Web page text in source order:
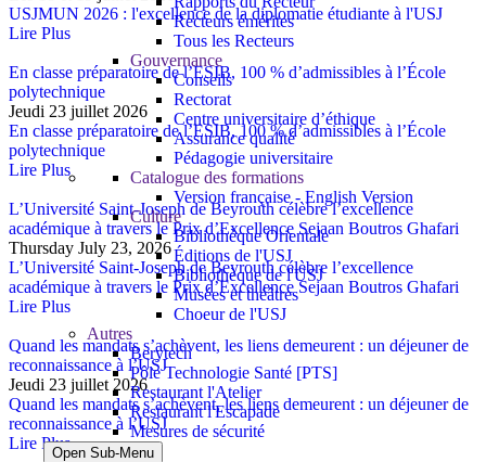
Recteurs émérites
Tous les Recteurs
Gouvernance
Conseils
Rectorat
Centre universitaire d’éthique
Assurance qualité
Pédagogie universitaire
Catalogue des formations
Version française - English Version
Culture
Bibliothèque Orientale
Éditions de l'USJ
Bibliothèque de l'USJ
Musées et théâtres
Choeur de l'USJ
Autres
Berytech
Pôle Technologie Santé [PTS]
Restaurant l'Atelier
Restaurant l'Escapade
Mesures de sécurité
Open Sub-Menu
USJMUN 2026 : l'excellence de la diplomatie étudiante à l'USJ
Lire Plus
En classe préparatoire de l’ESIB, 100 % d’admissibles à l’École
polytechnique
Jeudi 23 juillet 2026
En classe préparatoire de l’ESIB, 100 % d’admissibles à l’École
polytechnique
Lire Plus
L’Université Saint-Joseph de Beyrouth célèbre l’excellence
académique à travers le Prix d’Excellence Sejaan Boutros Ghafari
Thursday July 23, 2026
L’Université Saint-Joseph de Beyrouth célèbre l’excellence
académique à travers le Prix d’Excellence Sejaan Boutros Ghafari
Lire Plus
Quand les mandats s’achèvent, les liens demeurent : un déjeuner de
reconnaissance à l’USJ
Jeudi 23 juillet 2026
Quand les mandats s’achèvent, les liens demeurent : un déjeuner de
reconnaissance à l’USJ
Lire Plus